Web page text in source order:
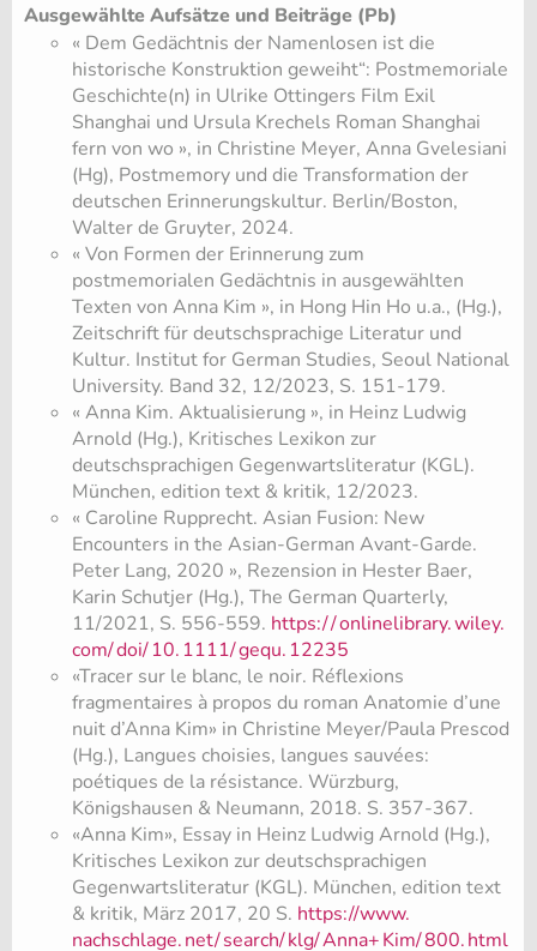
Ausgewählte Aufsätze und Beiträge (Pb)
« Dem Gedächtnis der Namenlosen ist die
historische Konstruktion geweiht“: Postmemoriale
Geschichte(n) in Ulrike Ottingers Film Exil
Shanghai und Ursula Krechels Roman Shanghai
fern von wo », in Christine Meyer, Anna Gvelesiani
(Hg), Postmemory und die Transformation der
deutschen Erinnerungskultur. Berlin/Boston,
Walter de Gruyter, 2024.
« Von Formen der Erinnerung zum
postmemorialen Gedächtnis in ausgewählten
Texten von Anna Kim », in Hong Hin Ho u.a., (Hg.),
Zeitschrift für deutschsprachige Literatur und
Kultur. Institut for German Studies, Seoul National
University. Band 32, 12/2023, S. 151-179.
« Anna Kim. Aktualisierung », in Heinz Ludwig
Arnold (Hg.), Kritisches Lexikon zur
deutschsprachigen Gegenwartsliteratur (KGL).
München, edition text & kritik, 12/2023.
« Caroline Rupprecht. Asian Fusion: New
Encounters in the Asian-German Avant-Garde.
Peter Lang, 2020 », Rezension in Hester Baer,
Karin Schutjer (Hg.), The German Quarterly,
11/2021, S. 556-559. https://onlinelibrary.wiley.
com/doi/10. 1111/gequ. 12235
«Tracer sur le blanc, le noir. Réflexions
fragmentaires à propos du roman Anatomie d’une
nuit d’Anna Kim» in Christine Meyer/Paula Prescod
(Hg.), Langues choisies, langues sauvées:
poétiques de la résistance. Würzburg,
Königshausen & Neumann, 2018. S. 357-367.
«Anna Kim», Essay in Heinz Ludwig Arnold (Hg.),
Kritisches Lexikon zur deutschsprachigen
Gegenwartsliteratur (KGL). München, edition text
& kritik, März 2017, 20 S. https://www.
nachschlage.net/search/klg/Anna+Kim/800.html